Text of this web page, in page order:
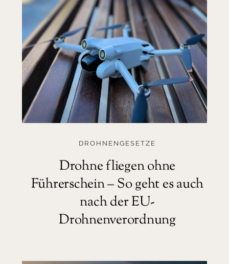
Drohne fliegen ohne
Führerschein – So geht es auch
nach der EU-
Drohnenverordnung
DROHNENGESETZE